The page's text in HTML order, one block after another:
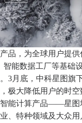
品，为全球用户提
能数据工厂等基础
3月底，中科星图旗
极大降低用户的时
能计算产品——星图
、特种领域及大众